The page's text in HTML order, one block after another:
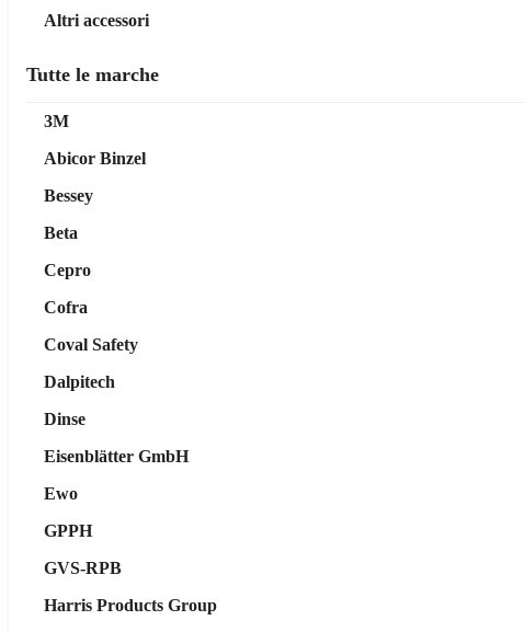
Altri accessori
Tutte le marche
3M
Abicor Binzel
Bessey
Beta
Cepro
Cofra
Coval Safety
Dalpitech
Dinse
Eisenblätter GmbH
Ewo
GPPH
GVS-RPB
Harris Products Group